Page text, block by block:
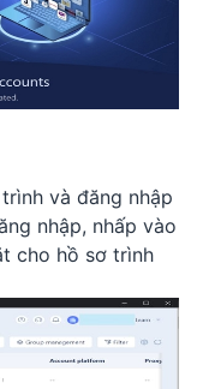
và đăng nhập
nhập, nhấp vào
cho hồ sơ trình